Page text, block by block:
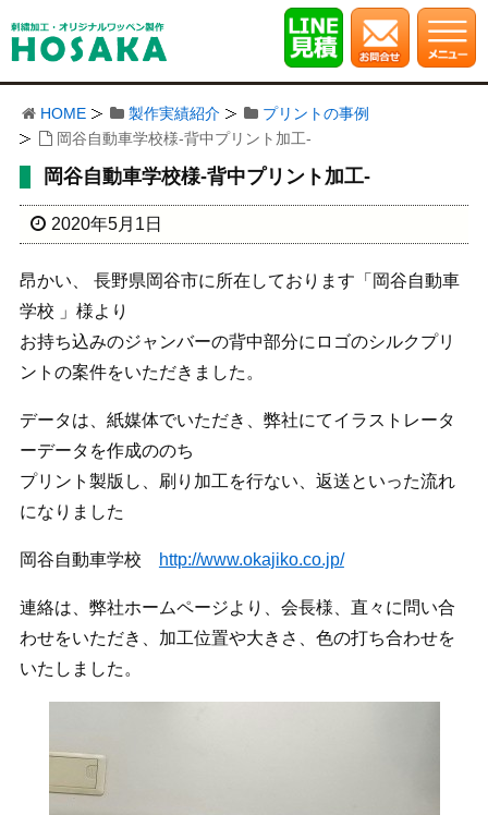
HOME 製作実績紹介
プリントの事例
岡谷自動車学校様-背中プリント加工-
岡谷自動車学校様-背中プリント加工-
2020年5月1日
昂かい、 長野県岡谷市に所在しております「岡谷自動車
学校 」様より
お持ち込みのジャンバーの背中部分にロゴのシルクプリ
ントの案件をいただきました。
データは、紙媒体でいただき、弊社にてイラストレータ
ーデータを作成ののち
プリント製版し、刷り加工を行ない、返送といった流れ
になりました
岡谷自動車学校 http://www.okajiko.co.jp/
連絡は、弊社ホームページより、会長様、直々に問い合
わせをいただき、加工位置や大きさ、色の打ち合わせを
いたしました。